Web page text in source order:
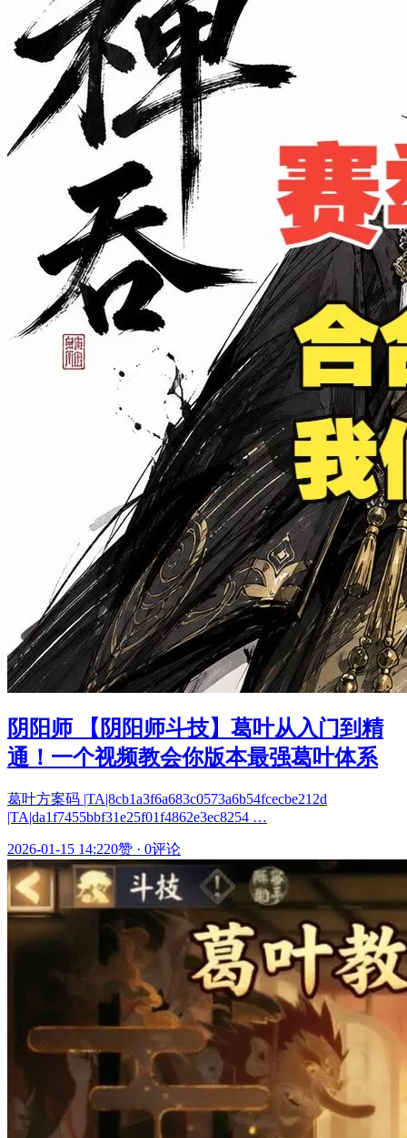
阴阳师 【阴阳师斗技】葛叶从入门到精
通！一个视频教会你版本最强葛叶体系
葛叶方案码 |TA|8cb1a3f6a683c0573a6b54fcecbe212d
|TA|da1f7455bbf31e25f01f4862e3ec8254 …
2026-01-15 14:220赞 · 0评论